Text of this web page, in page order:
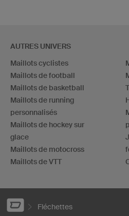
AUTRES UNIVERS
Maillots cyclistes
Maillots de football
Maillots de basketball
Maillots de running
personnalisés
Maillots de hockey sur
glace
Maillots de motocross
Maillots de VTT
Fléchettes